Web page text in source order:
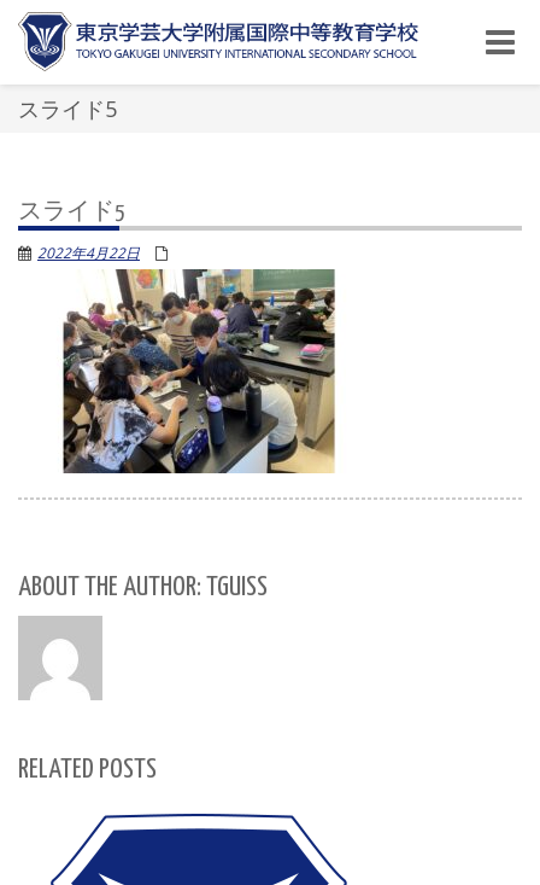
Toggle
スライド5
スライド5
2022年4月22日
ABOUT THE AUTHOR: TGUISS
RELATED POSTS